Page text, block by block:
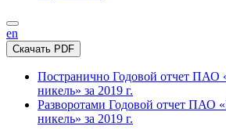
en
Скачать PDF
Постранично Годовой отчет
никель» за 2019 г.
Разворотами Годовой отчет ПАО
никель» за 2019 г.